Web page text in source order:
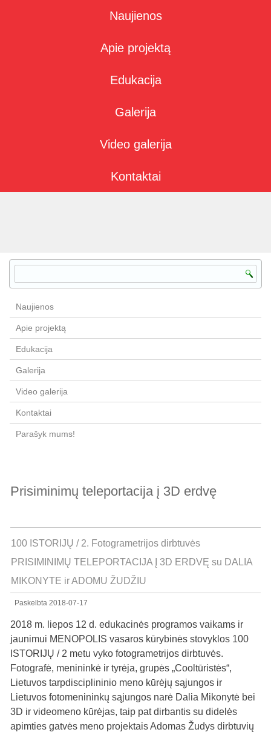
Naujienos
Apie projektą
Edukacija
Galerija
Video galerija
Kontaktai
Naujienos
Apie projektą
Edukacija
Galerija
Video galerija
Kontaktai
Parašyk mums!
Prisiminimų teleportacija į 3D erdvę
100 ISTORIJŲ / 2. Fotogrametrijos dirbtuvės
PRISIMINIMŲ TELEPORTACIJA Į 3D ERDVĘ su DALIA
MIKONYTE ir ADOMU ŽUDŽIU
Paskelbta 2018-07-17
2018 m. liepos 12 d. edukacinės programos vaikams ir
jaunimui MENOPOLIS vasaros kūrybinės stovyklos 100
ISTORIJŲ / 2 metu vyko fotogrametrijos dirbtuvės.
Fotografė, menininkė ir tyrėja, grupės „Cooltūristės“,
Lietuvos tarpdisciplininio meno kūrėjų sąjungos ir
Lietuvos fotomenininkų sąjungos narė Dalia Mikonytė bei
3D ir videomeno kūrėjas, taip pat dirbantis su didelės
apimties gatvės meno projektais Adomas Žudys dirbtuvių